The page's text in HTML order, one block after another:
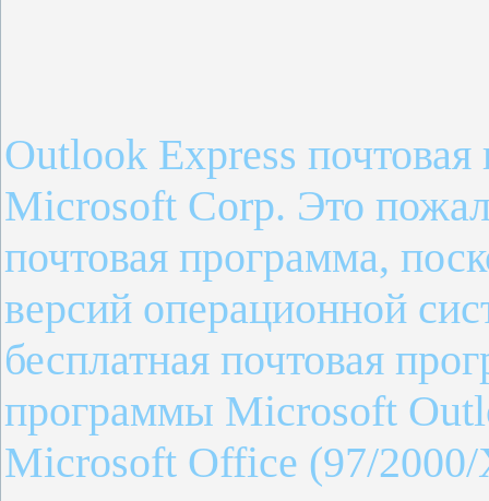
Outlook Express
Microsoft Corp. Это
почтовая программа,
версий операционной
бесплатная почтовая
программы Microsoft
Microsoft Office (97/